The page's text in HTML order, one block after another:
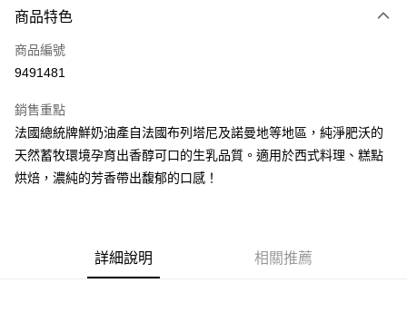
信用卡一次付款
LINE Pay
街口支付
悠遊付
商品特色
商品編號
9491481
銷售重點
法國總統牌鮮奶油產自法國布列塔尼及諾曼地等地區，純淨肥沃的
天然蓄牧環境孕育出香醇可口的生乳品質。適用於西式料理、糕點
烘焙，濃純的芳香帶出馥郁的口感！
詳細說明 相關推薦